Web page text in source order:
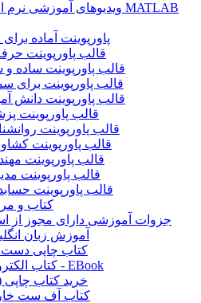
ویدیوهای آموزشی نرم افزار MATLAB
پاورپوینت آماده برای
قالب پاورپوینت
قالب پاورپوینت ساده
قالب پاورپوینت برای
قالب پاورپوینت دانش
قالب پاورپوینت
قالب پاورپوینت
قالب پاورپوینت
قالب پاورپوینت
قالب پاورپوینت
قالب پاورپوینت
کتاب و
جزوات آموزشی دارای مجوز از
آموزش زبان
کتاب چاپی دست
کتاب الکترونیک - EBook
خرید کتاب چاپی
کتاب آف ست